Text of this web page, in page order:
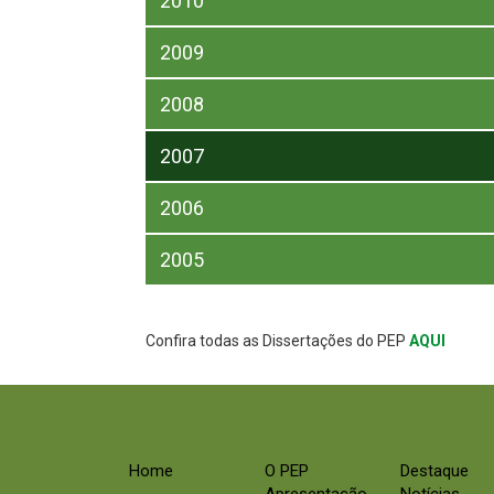
2009
2008
2007
2006
2005
Confira todas as Dissertações do PEP AQUI
Home
O PEP
Destaque